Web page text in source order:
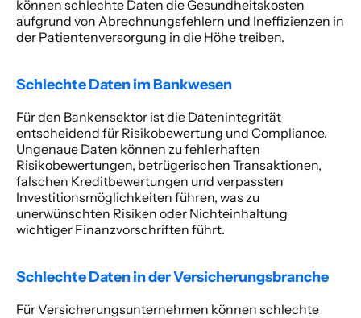
können schlechte Daten die Gesundheitskosten
aufgrund von Abrechnungsfehlern und Ineffizienzen in
der Patientenversorgung in die Höhe treiben.
Schlechte Daten im Bankwesen
Für den Bankensektor ist die Datenintegrität
entscheidend für Risikobewertung und Compliance.
Ungenaue Daten können zu fehlerhaften
Risikobewertungen, betrügerischen Transaktionen,
falschen Kreditbewertungen und verpassten
Investitionsmöglichkeiten führen, was zu
unerwünschten Risiken oder Nichteinhaltung
wichtiger Finanzvorschriften führt.
Schlechte Daten in der Versicherungsbranche
Für Versicherungsunternehmen können schlechte